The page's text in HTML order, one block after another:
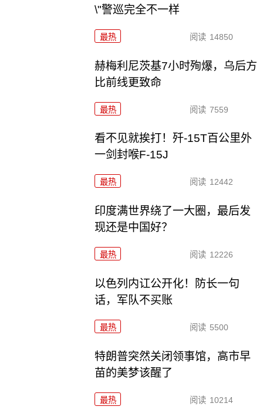
\"警巡完全不一样
最热 阅读 14850
赫梅利尼茨基7小时殉爆，乌后方
比前线更致命
最热 阅读 7559
看不见就挨打！歼-15T百公里外
一剑封喉F-15J
最热 阅读 12442
印度满世界绕了一大圈，最后发
现还是中国好？
最热 阅读 12226
以色列内讧公开化！防长一句
话，军队不买账
最热 阅读 5500
特朗普突然关闭领事馆，高市早
苗的美梦该醒了
最热 阅读 10214